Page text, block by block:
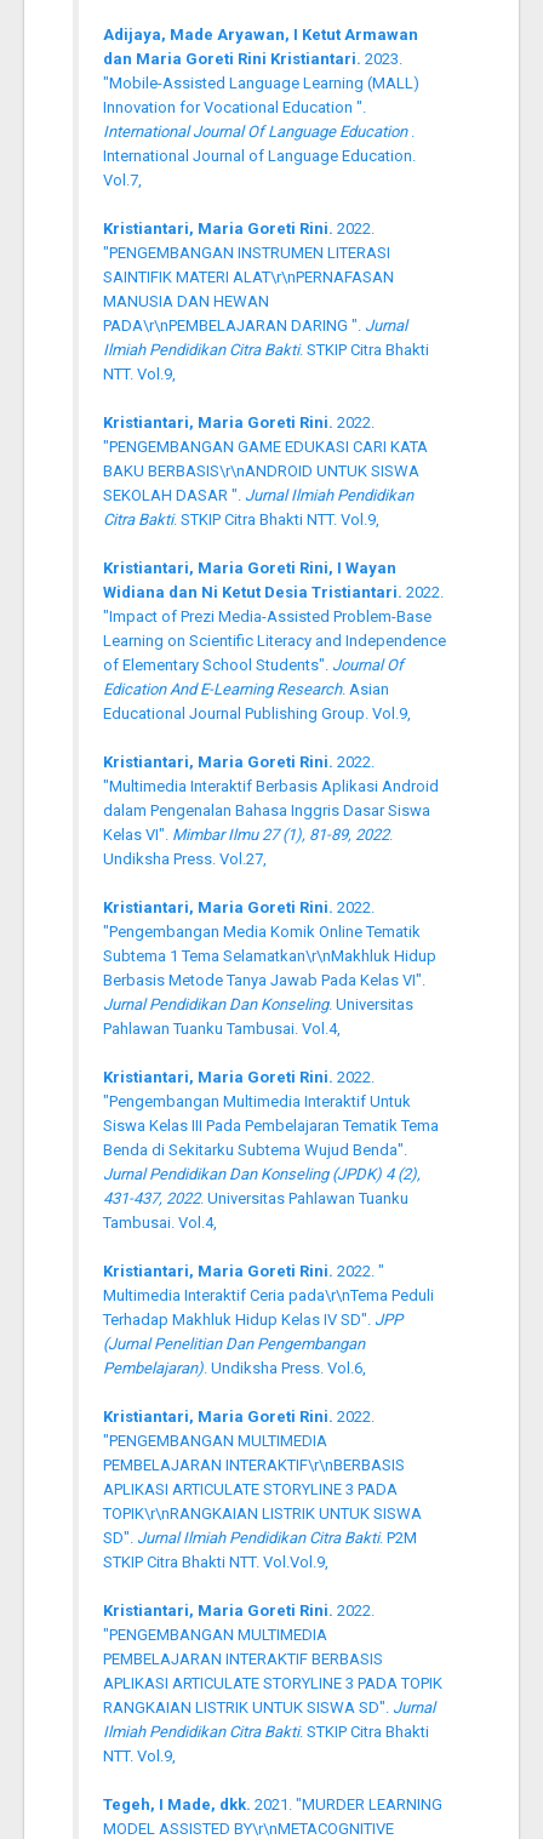
Adijaya, Made Aryawan, I Ketut Armawan
dan Maria Goreti Rini Kristiantari. 2023.
"Mobile-Assisted Language Learning (MALL)
Innovation for Vocational Education ".
International Journal Of Language Education .
International Journal of Language Education.
Vol.7,
Kristiantari, Maria Goreti Rini. 2022.
"PENGEMBANGAN INSTRUMEN LITERASI
SAINTIFIK MATERI ALAT\r\nPERNAFASAN
MANUSIA DAN HEWAN
PADA\r\nPEMBELAJARAN DARING ". Jurnal
Ilmiah Pendidikan Citra Bakti. STKIP Citra Bhakti
NTT. Vol.9,
Kristiantari, Maria Goreti Rini. 2022.
"PENGEMBANGAN GAME EDUKASI CARI KATA
BAKU BERBASIS\r\nANDROID UNTUK SISWA
SEKOLAH DASAR ". Jurnal Ilmiah Pendidikan
Citra Bakti. STKIP Citra Bhakti NTT. Vol.9,
Kristiantari, Maria Goreti Rini, I Wayan
Widiana dan Ni Ketut Desia Tristiantari. 2022.
"Impact of Prezi Media-Assisted Problem-Base
Learning on Scientific Literacy and Independence
of Elementary School Students". Journal Of
Edication And E-Learning Research. Asian
Educational Journal Publishing Group. Vol.9,
Kristiantari, Maria Goreti Rini. 2022.
"Multimedia Interaktif Berbasis Aplikasi Android
dalam Pengenalan Bahasa Inggris Dasar Siswa
Kelas VI". Mimbar Ilmu 27 (1), 81-89, 2022.
Undiksha Press. Vol.27,
Kristiantari, Maria Goreti Rini. 2022.
"Pengembangan Media Komik Online Tematik
Subtema 1 Tema Selamatkan\r\nMakhluk Hidup
Berbasis Metode Tanya Jawab Pada Kelas VI".
Jurnal Pendidikan Dan Konseling. Universitas
Pahlawan Tuanku Tambusai. Vol.4,
Kristiantari, Maria Goreti Rini. 2022.
"Pengembangan Multimedia Interaktif Untuk
Siswa Kelas III Pada Pembelajaran Tematik Tema
Benda di Sekitarku Subtema Wujud Benda".
Jurnal Pendidikan Dan Konseling (JPDK) 4 (2),
431-437, 2022. Universitas Pahlawan Tuanku
Tambusai. Vol.4,
Kristiantari, Maria Goreti Rini. 2022. "
Multimedia Interaktif Ceria pada\r\nTema Peduli
Terhadap Makhluk Hidup Kelas IV SD". JPP
(Jurnal Penelitian Dan Pengembangan
Pembelajaran). Undiksha Press. Vol.6,
Kristiantari, Maria Goreti Rini. 2022.
"PENGEMBANGAN MULTIMEDIA
PEMBELAJARAN INTERAKTIF\r\nBERBASIS
APLIKASI ARTICULATE STORYLINE 3 PADA
TOPIK\r\nRANGKAIAN LISTRIK UNTUK SISWA
SD". Jurnal Ilmiah Pendidikan Citra Bakti. P2M
STKIP Citra Bhakti NTT. Vol.Vol.9,
Kristiantari, Maria Goreti Rini. 2022.
"PENGEMBANGAN MULTIMEDIA
PEMBELAJARAN INTERAKTIF BERBASIS
APLIKASI ARTICULATE STORYLINE 3 PADA TOPIK
RANGKAIAN LISTRIK UNTUK SISWA SD". Jurnal
Ilmiah Pendidikan Citra Bakti. STKIP Citra Bhakti
NTT. Vol.9,
Tegeh, I Made, dkk. 2021. "MURDER LEARNING
MODEL ASSISTED BY\r\nMETACOGNITIVE